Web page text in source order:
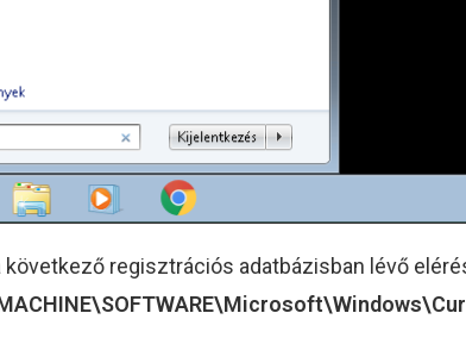
következő regisztrációs adatbázisban lévő